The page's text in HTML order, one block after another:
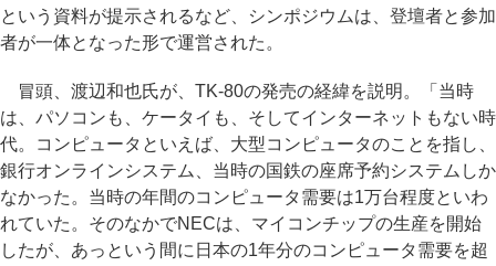
という資料が提示されるなど、シンポジウムは、登壇者と参加
者が一体となった形で運営された。
冒頭、渡辺和也氏が、TK-80の発売の経緯を説明。「当時
は、パソコンも、ケータイも、そしてインターネットもない時
代。コンピュータといえば、大型コンピュータのことを指し、
銀行オンラインシステム、当時の国鉄の座席予約システムしか
なかった。当時の年間のコンピュータ需要は1万台程度といわ
れていた。そのなかでNECは、マイコンチップの生産を開始
したが、あっという間に日本の1年分のコンピュータ需要を超